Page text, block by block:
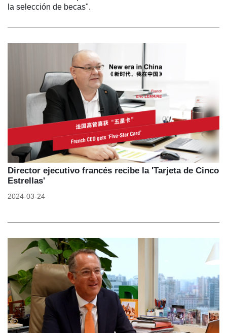
la selección de becas".
Director ejecutivo francés recibe la 'Tarjeta de Cinco
Estrellas'
2024-03-24